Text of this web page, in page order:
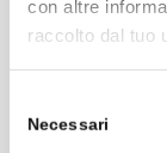
con altre
raccolto dal tuo
delNecessari